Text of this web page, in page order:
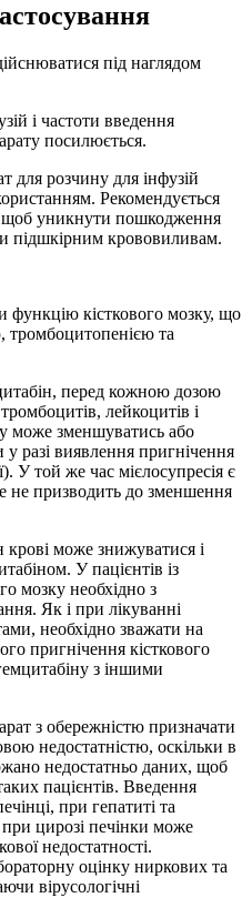
під наглядом
і частоти введення
посилюється.
для розчину для інфузій
Рекомендується
щоб уникнути пошкодження
підшкірним крововиливам.
функцію кісткового мозку, що
тромбоцитопенією та
перед кожною дозою
лейкоцитів і
може зменшуватись або
разі виявлення пригнічення
У той же час мієлосупресія є
не призводить до зменшення
крові може знижуватися і
У пацієнтів із
мозку необхідно з
Як і при лікуванні
необхідно зважати на
пригнічення кісткового
з іншими
з обережністю призначати
недостатністю, оскільки в
недостатньо даних, щоб
пацієнтів. Введення
при гепатиті та
при цирозі печінки може
недостатності.
оцінку ниркових та
вірусологічні